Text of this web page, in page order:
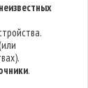
.